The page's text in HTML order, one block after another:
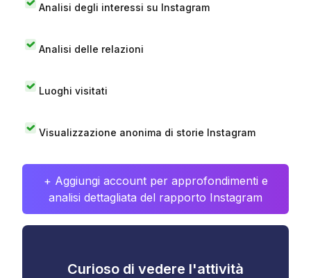
Analisi degli interessi su Instagram
Analisi delle relazioni
Luoghi visitati
Visualizzazione anonima di storie Instagram
+ Aggiungi account per approfondimenti e
analisi dettagliata del rapporto Instagram
Curioso di vedere l'attività